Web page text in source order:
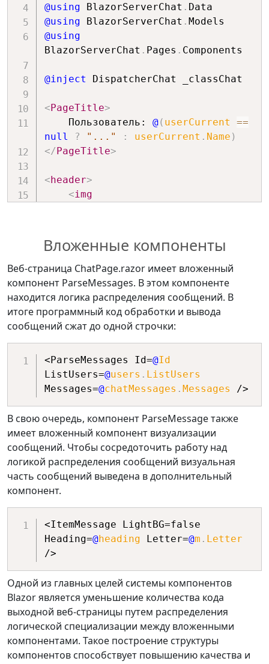
} );
}
// Удаление всех сообщений из
public
{
File.WriteAllText
}
@using BlazorServerChat . Data
@using
BlazorServerChat . Models
@using
BlazorServerChat . Pages . Components
@inject DispatcherChat _classChat
<PageTitle>
    Пользователь:
@( userCurrent ==
null
? "..." : userCurrent . Name )
</PageTitle>
<header>
<img
<p class="lead"> Технологии
Blazor</p>
</header>
<div class="row">
<div class="col-lg-8 offset-
lg-2">
< a href= "
&gt; </ a >
< h4 class = " text-start
text-secondary">
                Пользователь:
@(userCurrent == null ? "..."
userCurrent.Name )
</h4>
</section>
>
@* Вложенный компонент
распределения сообщений между
пользователями *@
            <ParseMessages Id=
@Id
ListUsers=@users. ListUsers
Messages=@chatMessages.Messages />
</section>
<section class="text-start
Вложенные компоненты
Веб-страница ChatPage.razor имеет вложенный
компонент ParseMessages. В этом компоненте
находится логика распределения сообщений. В
итоге программный код обработки и вывода
сообщений сжат до одной строчки:
<ParseMessages Id=@Id
ListUsers=@users . ListUsers
Messages=@chatMessages . Messages
В свою очередь, компонент ParseMessage также
имеет вложенный компонент визуализации
сообщений. Чтобы сосредоточить работу над
логикой распределения сообщений визуальная
часть сообщений выведена в дополнительный
компонент.
<ItemMessage LightBG=false
Heading=@heading Letter=@m . Letter
Одной из главных целей системы компонентов
Blazor является уменьшение количества кода
выходной веб-страницы путем распределения
логической специализации между вложенными
компонентами. Такое построение структуры
компонентов способствует повышению качества и